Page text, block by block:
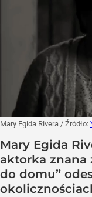
Mary Egida Rivera / Źródło:
Mary Egida
aktorka znana
do domu”